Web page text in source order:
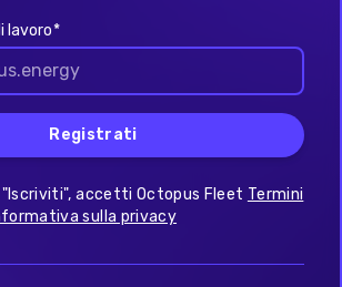
lavoro
Registrati
"Iscriviti", accetti Octopus Fleet Termini
sulla privacy